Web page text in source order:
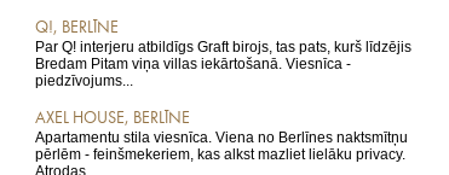
Q!, BERLĪNE
Par Q! interjeru atbildīgs Graft birojs, tas pats, kurš līdzējis
Bredam Pitam viņa villas iekārtošanā. Viesnīca -
piedzīvojums...
AXEL HOUSE, BERLĪNE
Apartamentu stila viesnīca. Viena no Berlīnes naktsmītņu
pērlēm - feinšmekeriem, kas alkst mazliet lielāku privacy.
Atrodas...